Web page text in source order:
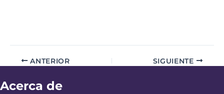
ANTERIOR SIGUIENTE
Acerca de